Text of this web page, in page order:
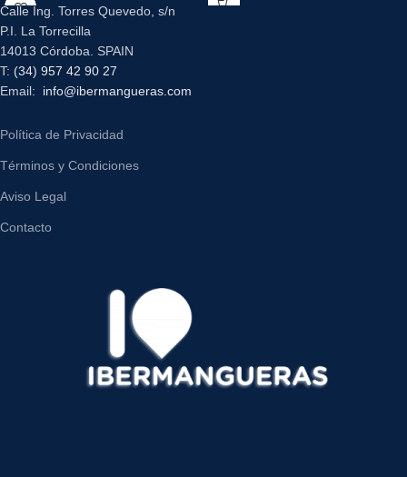
Calle Ing. Torres Quevedo, s/n
P.I. La Torrecilla
14013 Córdoba. SPAIN
T: (34) 957 42 90 27
Email: info@ibermangueras.com
Política de Privacidad
Términos y Condiciones
Aviso Legal
Contacto